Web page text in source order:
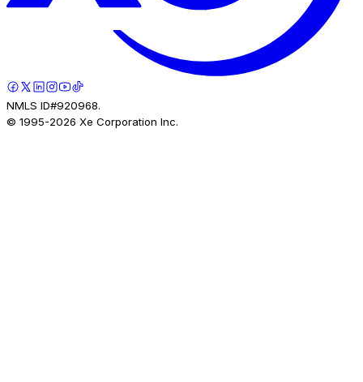
NMLS ID#920968.
© 1995-2026 Xe Corporation Inc.